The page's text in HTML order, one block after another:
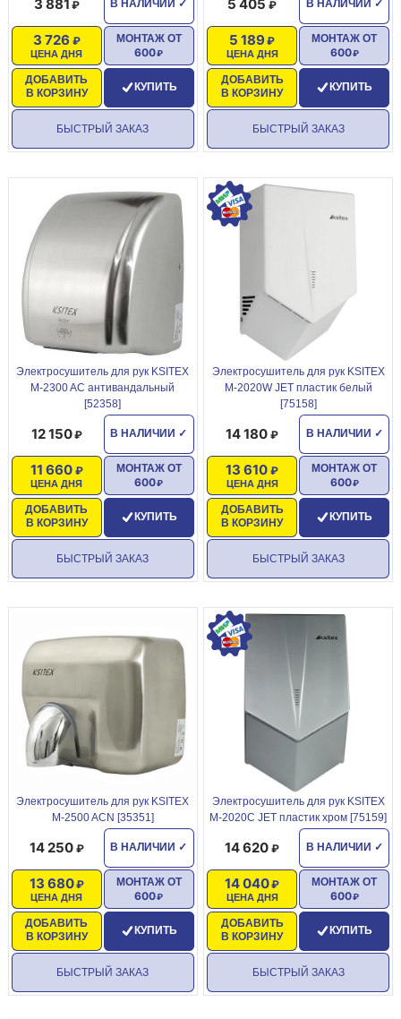
В НАЛИЧИИ ✓
3 881
ЦЕНА ДНЯ
3 726
ДОБАВИТЬ
В КОРЗИНУ
МОНТАЖ ОТ
600
КУПИТЬ
БЫСТРЫЙ ЗАКАЗ
В НАЛИЧИИ ✓
5 405
ЦЕНА ДНЯ
5 189
ДОБАВИТЬ
В КОРЗИНУ
МОНТАЖ ОТ
600
КУПИТЬ
БЫСТРЫЙ ЗАКАЗ
Электросушитель для рук KSITEX
M-2300 AC антивандальный
[52358]
В НАЛИЧИИ ✓
12 150
ЦЕНА ДНЯ
11 660
ДОБАВИТЬ
В КОРЗИНУ
МОНТАЖ ОТ
600
КУПИТЬ
БЫСТРЫЙ ЗАКАЗ
Электросушитель для рук KSITEX
M-2020W JET пластик белый
[75158]
В НАЛИЧИИ ✓
14 180
ЦЕНА ДНЯ
13 610
ДОБАВИТЬ
В КОРЗИНУ
МОНТАЖ ОТ
600
КУПИТЬ
БЫСТРЫЙ ЗАКАЗ
Электросушитель для рук KSITEX
M-2500 ACN [35351]
В НАЛИЧИИ ✓
14 250
ЦЕНА ДНЯ
13 680
ДОБАВИТЬ
В КОРЗИНУ
МОНТАЖ ОТ
600
КУПИТЬ
БЫСТРЫЙ ЗАКАЗ
Электросушитель для рук KSITEX
M-2020C JET пластик хром [75159]
В НАЛИЧИИ ✓
14 620
ЦЕНА ДНЯ
14 040
ДОБАВИТЬ
В КОРЗИНУ
МОНТАЖ ОТ
600
КУПИТЬ
БЫСТРЫЙ ЗАКАЗ